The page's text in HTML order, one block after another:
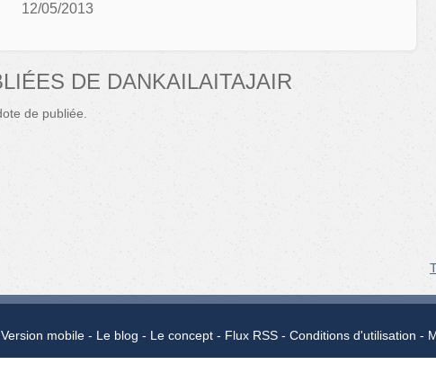
12/05/2013
DE DANKAILAITAJAIR
de publiée.
Version mobile Le blog Le concept Flux RSS Conditions d'utilisation